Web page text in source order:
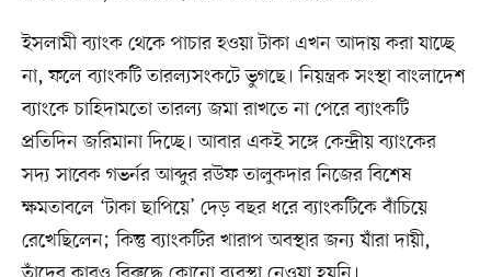
ইসলামী ব্যাংক থেকে পাচার হওয়া টাকা এখন আদায় করা যাচ্ছে
না, ফলে ব্যাংকটি তারল্যসংকটে ভুগছে। নিয়ন্ত্রক সংস্থা বাংলাদেশ
ব্যাংকে চাহিদামতো তারল্য জমা রাখতে না পেরে ব্যাংকটি
প্রতিদিন জরিমানা দিচ্ছে। আবার একই সঙ্গে কেন্দ্রীয় ব্যাংকের
সদ্য সাবেক গভর্নর আব্দুর রউফ তালুকদার নিজের বিশেষ
ক্ষমতাবলে ‘টাকা ছাপিয়ে’ দেড় বছর ধরে ব্যাংকটিকে বাঁচিয়ে
রেখেছিলেন; কিন্তু ব্যাংকটির খারাপ অবস্থার জন্য যাঁরা দায়ী,